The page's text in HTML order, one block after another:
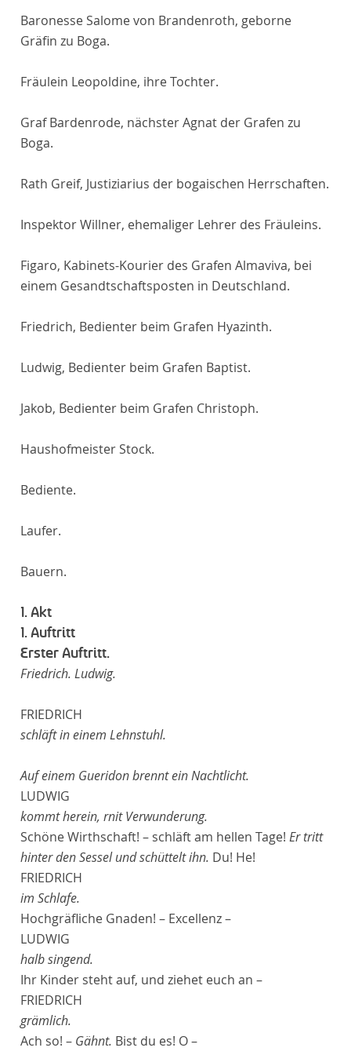
Baronesse Salome von Brandenroth, geborne
Gräfin zu Boga.
Fräulein Leopoldine, ihre Tochter.
Graf Bardenrode, nächster Agnat der Grafen zu
Boga.
Rath Greif, Justiziarius der bogaischen Herrschaften.
Inspektor Willner, ehemaliger Lehrer des Fräuleins.
Figaro, Kabinets-Kourier des Grafen Almaviva, bei
einem Gesandtschaftsposten in Deutschland.
Friedrich, Bedienter beim Grafen Hyazinth.
Ludwig, Bedienter beim Grafen Baptist.
Jakob, Bedienter beim Grafen Christoph.
Haushofmeister Stock.
Bediente.
Laufer.
Bauern.
1. Akt
1. Auftritt
Erster Auftritt.
Friedrich. Ludwig.
FRIEDRICH
schläft in einem Lehnstuhl.
Auf einem Gueridon brennt ein Nachtlicht.
LUDWIG
kommt herein, rnit Verwunderung.
Schöne Wirthschaft! – schläft am hellen Tage! Er tritt
hinter den Sessel und schüttelt ihn. Du! He!
FRIEDRICH
im Schlafe.
Hochgräfliche Gnaden! – Excellenz –
LUDWIG
halb singend.
Ihr Kinder steht auf, und ziehet euch an –
FRIEDRICH
grämlich.
Ach so! – Gähnt. Bist du es! O –